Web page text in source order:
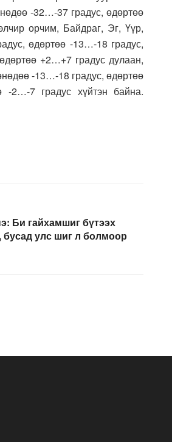
-32…-37 градус, өдөртөө
орчим, Байдраг, Эг, Үүр,
өдөртөө -13…-18 градус,
+2…+7 градус дулаан,
-13…-18 градус, өдөртөө
-2…-7 градус хүйтэн байна.
Би гайхамшиг бүтээх
улс шиг л болмоор